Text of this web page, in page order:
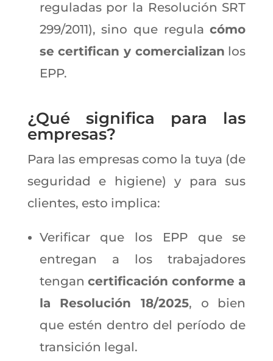
reguladas por la Resolución SRT
299/2011), sino que regulacómo
se certifican y comercializan los
EPP.
¿Qué significa para las
empresas?
Para las empresas como la tuya (de
seguridad e higiene) y para sus
clientes, esto implica:
Verificar que los EPP que se
entregan a los trabajadores
tengan certificación conforme a
la Resolución 18/2025, o bien
que estén dentro del período de
transición legal.